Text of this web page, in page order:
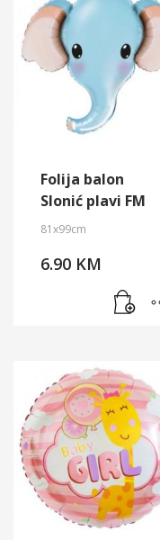
Folija balon
Slonić plavi FM
81x99cm
6.90 KM